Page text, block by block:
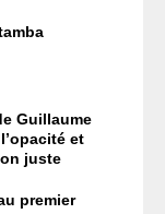
Guillaume
et
juste
premier